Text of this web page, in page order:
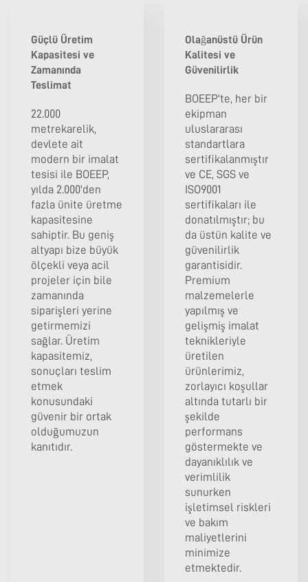
Güçlü Üretim
Kapasitesi ve
Zamanında
Teslimat
22.000
metrekarelik,
devlete ait
modern bir imalat
tesisi ile BOEEP,
yılda 2.000'den
fazla ünite üretme
kapasitesine
sahiptir. Bu geniş
altyapı bize büyük
ölçekli veya acil
projeler için bile
zamanında
siparişleri yerine
getirmemizi
sağlar. Üretim
kapasitemiz,
sonuçları teslim
etmek
konusundaki
güvenir bir ortak
olduğumuzun
kanıtıdır.
Olağanüstü Ürün
Kalitesi ve
Güvenilirlik
BOEEP'te, her bir
ekipman
uluslararası
standartlara
sertifikalanmıştır
ve CE, SGS ve
ISO9001
sertifikaları ile
donatılmıştır; bu
da üstün kalite ve
güvenilirlik
garantisidir.
Premium
malzemelerle
yapılmış ve
gelişmiş imalat
teknikleriyle
üretilen
ürünlerimiz,
zorlayıcı koşullar
altında tutarlı bir
şekilde
performans
göstermekte ve
dayanıklılık ve
verimlilik
sunurken
işletimsel riskleri
ve bakım
maliyetlerini
minimize
etmektedir.